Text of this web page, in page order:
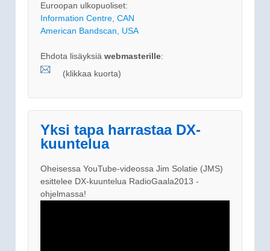
Euroopan ulkopuoliset:
Information Centre, CAN
American Bandscan, USA
Ehdota lisäyksiä webmasterille:
(klikkaa kuorta)
Yksi tapa harrastaa DX-
kuuntelua
Oheisessa YouTube-videossa Jim Solatie (JMS)
esittelee DX-kuuntelua RadioGaala2013 -
ohjelmassa!